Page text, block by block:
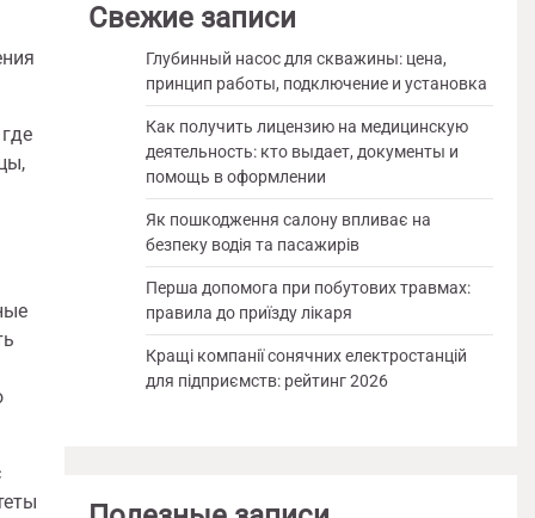
Свежие записи
Глубинный насос для скважины: цена,
принцип работы, подключение и установка
Как получить лицензию на медицинскую
деятельность: кто выдает, документы и
помощь в оформлении
Як пошкодження салону впливає на
безпеку водія та пасажирів
Перша допомога при побутових травмах:
правила до приїзду лікаря
Кращі компанії сонячних електростанцій
для підприємств: рейтинг 2026